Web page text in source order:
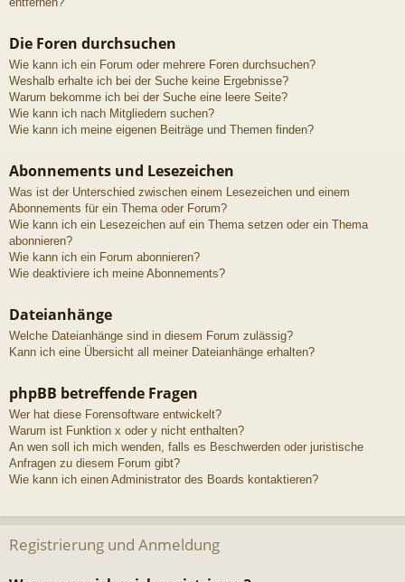
Die Foren durchsuchen
Wie kann ich ein Forum oder mehrere Foren durchsuchen?
Weshalb erhalte ich bei der Suche keine Ergebnisse?
Warum bekomme ich bei der Suche eine leere Seite?
Wie kann ich nach Mitgliedern suchen?
Wie kann ich meine eigenen Beiträge und Themen finden?
Abonnements und Lesezeichen
Was ist der Unterschied zwischen einem Lesezeichen und einem
Abonnements für ein Thema oder Forum?
Wie kann ich ein Lesezeichen auf ein Thema setzen oder ein Thema
abonnieren?
Wie kann ich ein Forum abonnieren?
Wie deaktiviere ich meine Abonnements?
Dateianhänge
Welche Dateianhänge sind in diesem Forum zulässig?
Kann ich eine Übersicht all meiner Dateianhänge erhalten?
phpBB betreffende Fragen
Wer hat diese Forensoftware entwickelt?
Warum ist Funktion x oder y nicht enthalten?
An wen soll ich mich wenden, falls es Beschwerden oder juristische
Anfragen zu diesem Forum gibt?
Wie kann ich einen Administrator des Boards kontaktieren?
Registrierung und Anmeldung